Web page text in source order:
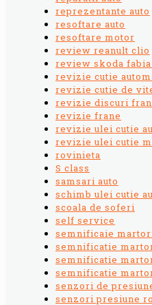
reprezentante auto
resoftare auto
resoftare motor
review reanult clio
review skoda fabia
revizie cutie
revizie cutie de
revizie discuri
revizie frane
revizie ulei cutie
revizie ulei cutie
rovinieta
S class
samsari auto
schimb ulei cutie
scoala de soferi
self service
semnificaie
semnificatie
semnificatie
semnificatie
senzori de
senzori presiune